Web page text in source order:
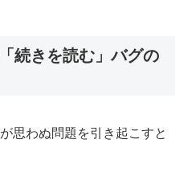
続きを読む」バグの
思わぬ問題を引き起こすと